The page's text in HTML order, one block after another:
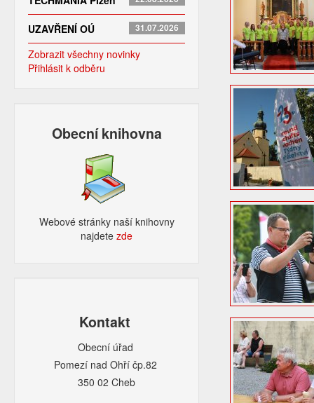
UZAVŘENÍ OÚ 31.07.2026
Zobrazit všechny novinky
Přihlásit k odběru
Obecní knihovna
Webové stránky naší knihovny
najdetezde​
Kontakt
Obecní úřad
Pomezí nad Ohří čp.82
350 02 Cheb